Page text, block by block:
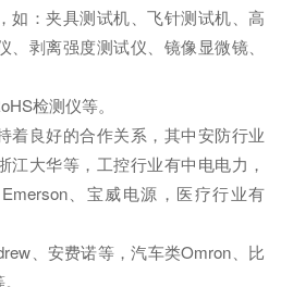
如：夹具测试机、飞针测试机、高
剥离强度测试仪、镜像显微镜、
检测仪等。
良好的合作关系，其中安防行业
江大华等，工控行业有中电电力，
、宝威电源，医疗行业有
、安费诺等，汽车类Omron、比